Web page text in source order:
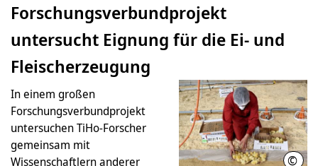
Forschungsverbundprojekt
untersucht Eignung für die Ei- und
Fleischerzeugung
©
In einem großen
Forschungsverbundprojekt
untersuchen TiHo-Forscher
gemeinsam mit
Wissenschaftlern anderer